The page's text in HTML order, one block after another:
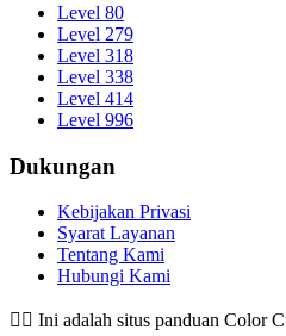
Level 80
Level 279
Level 318
Level 338
Level 414
Level 996
Dukungan
Kebijakan Privasi
Syarat Layanan
Tentang Kami
Hubungi Kami
👉🏻 Ini adalah situs panduan Color